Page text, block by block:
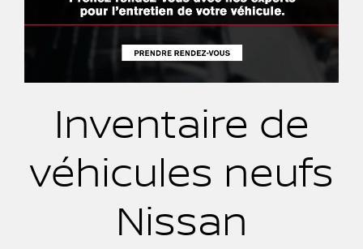
Inventaire de
véhicules neufs
Nissan